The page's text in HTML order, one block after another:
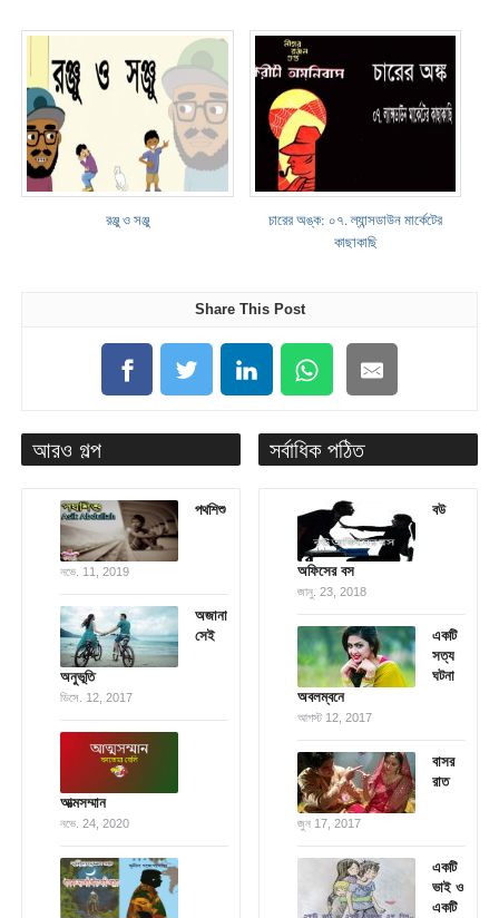
রঞ্জু ও সঞ্জু
চারের অঙ্ক: ০৭. ল্যান্সডাউন মার্কেটের
কাছাকাছি
Share This Post
আরও গল্প
পথশিশু
নভে. 11, 2019
অজানা
সেই
অনুভূতি
ডিসে. 12, 2017
আত্মসম্মান
নভে. 24, 2020
সর্বাধিক পঠিত
বউ
অফিসের বস
জানু. 23, 2018
একটি
সত্য
ঘটনা
অবলম্বনে
আগস্ট 12, 2017
বাসর
রাত
জুন 17, 2017
একটি
ভাই ও
একটি